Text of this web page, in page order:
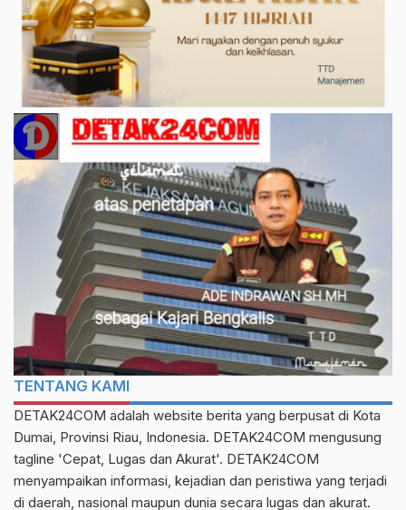
TENTANG KAMI
DETAK24COM adalah website berita yang berpusat di Kota
Dumai, Provinsi Riau, Indonesia. DETAK24COM mengusung
tagline 'Cepat, Lugas dan Akurat'. DETAK24COM
menyampaikan informasi, kejadian dan peristiwa yang terjadi
di daerah, nasional maupun dunia secara lugas dan akurat.